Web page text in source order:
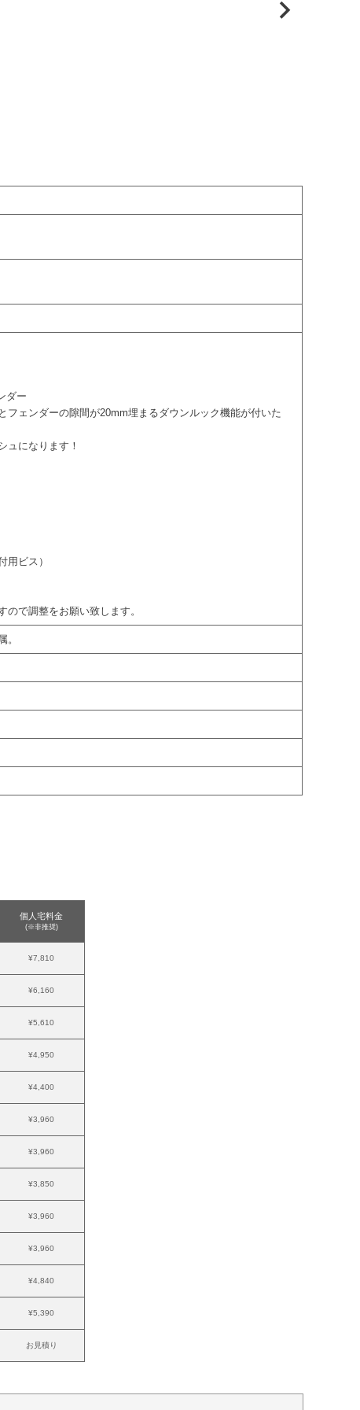
ダー
ェンダーの隙間が20mm埋まるダウンルック機能が付いた
ュになります！
用ビス）
で調整をお願い致します。
。
個人宅料金
(※非推奨)
¥7,810
¥6,160
¥5,610
¥4,950
¥4,400
¥3,960
¥3,960
¥3,850
¥3,960
¥3,960
¥4,840
¥5,390
お見積り